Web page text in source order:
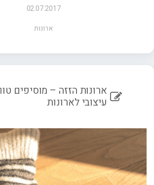
02.07.2017
ארונות
ארונות הזזה – מוסיפים
עיצובי לארונות